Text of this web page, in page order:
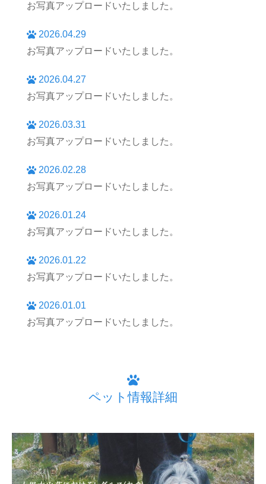
お写真アップロードいたしました。
2026.04.29
お写真アップロードいたしました。
2026.04.27
お写真アップロードいたしました。
2026.03.31
お写真アップロードいたしました。
2026.02.28
お写真アップロードいたしました。
2026.01.24
お写真アップロードいたしました。
2026.01.22
お写真アップロードいたしました。
2026.01.01
お写真アップロードいたしました。
ペット情報詳細